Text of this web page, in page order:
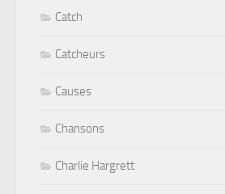
Catch
Catcheurs
Causes
Chansons
Charlie Hargrett